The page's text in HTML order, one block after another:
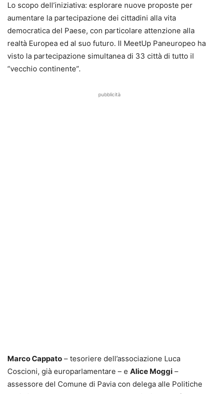
Lo scopo dell’iniziativa: esplorare nuove proposte per
aumentare la partecipazione dei cittadini alla vita
democratica del Paese, con particolare attenzione alla
realtà Europea ed al suo futuro. Il MeetUp Paneuropeo ha
visto la partecipazione simultanea di 33 città di tutto il
“vecchio continente”.
pubblicità
Marco Cappato – tesoriere dell’associazione Luca
Coscioni, già europarlamentare – e Alice Moggi –
assessore del Comune di Pavia con delega alle Politiche